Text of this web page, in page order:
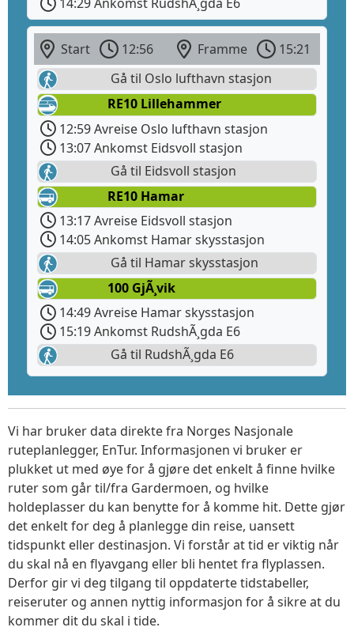
Start 12:56 Framme
15:21
Gå til Oslo lufthavn stasjon
RE10 Lillehammer
12:59 Avreise Oslo lufthavn stasjon
13:07 Ankomst Eidsvoll stasjon
Gå til Eidsvoll stasjon
RE10 Hamar
13:17 Avreise Eidsvoll stasjon
14:05 Ankomst Hamar skysstasjon
Gå til Hamar skysstasjon
100 GjÃ¸vik
14:49 Avreise Hamar skysstasjon
15:19 Ankomst RudshÃ¸gda E6
Gå til RudshÃ¸gda E6
Vi har bruker data direkte fra Norges Nasjonale
ruteplanlegger, EnTur. Informasjonen vi bruker er
plukket ut med øye for å gjøre det enkelt å finne hvilke
ruter som går til/fra Gardermoen, og hvilke
holdeplasser du kan benytte for å komme hit. Dette gjør
det enkelt for deg å planlegge din reise, uansett
tidspunkt eller destinasjon. Vi forstår at tid er viktig når
du skal nå en flyavgang eller bli hentet fra flyplassen.
Derfor gir vi deg tilgang til oppdaterte tidstabeller,
reiseruter og annen nyttig informasjon for å sikre at du
kommer dit du skal i tide.